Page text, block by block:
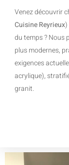
Venez découvrir
Cuisine Reyrieux)
du temps ? Nous
plus modernes,
exigences
acrylique),
granit.